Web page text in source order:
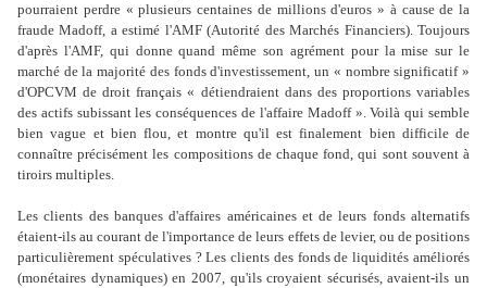
pourraient perdre « plusieurs centaines de millions d'euros » à cause de la
fraude Madoff, a estimé l'AMF (Autorité des Marchés Financiers). Toujours
d'après l'AMF, qui donne quand même son agrément pour la mise sur le
marché de la majorité des fonds d'investissement, un « nombre significatif »
d'OPCVM de droit français « détiendraient dans des proportions variables
des actifs subissant les conséquences de l'affaire Madoff ». Voilà qui semble
bien vague et bien flou, et montre qu'il est finalement bien difficile de
connaître précisément les compositions de chaque fond, qui sont souvent à
tiroirs multiples.
Les clients des banques d'affaires américaines et de leurs fonds alternatifs
étaient-ils au courant de l'importance de leurs effets de levier, ou de positions
particulièrement spéculatives ? Les clients des fonds de liquidités améliorés
(monétaires dynamiques) en 2007, qu'ils croyaient sécurisés, avaient-ils un